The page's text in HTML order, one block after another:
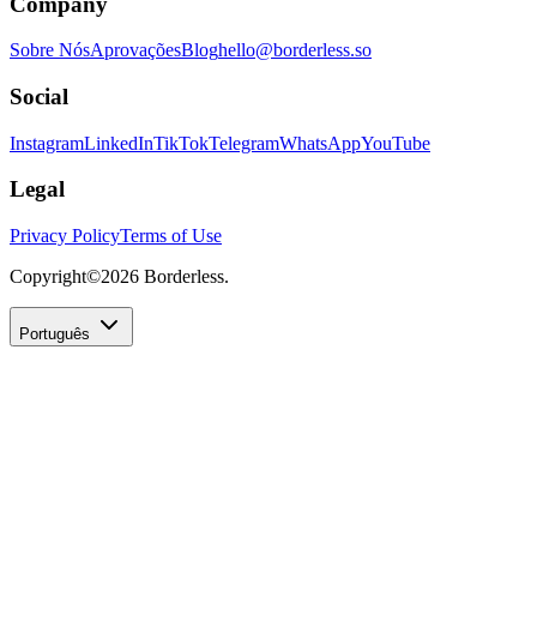
Sobre NósAprovaçõesBloghello@borderless.so
Social
InstagramLinkedInTikTokTelegramWhatsAppYouTube
Legal
Privacy PolicyTerms of Use
Copyright©2026 Borderless.
Português